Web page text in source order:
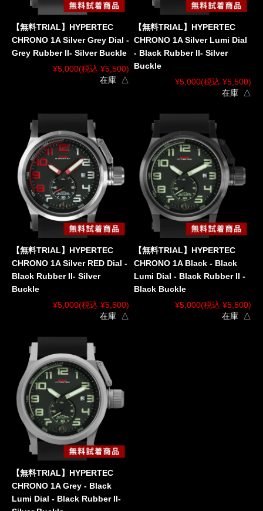
【無料TRIAL】HYPERTEC
CHRONO 1A Silver Grey Dial -
Grey Rubber II- Silver Buckle
¥5,000(税込 ¥5,500)
在庫 △
【無料TRIAL】HYPERTEC
CHRONO 1A Silver Lumi Dial
- Black Rubber II- Silver
Buckle
¥5,000(税込 ¥5,500)
在庫 △
【無料TRIAL】HYPERTEC
CHRONO 1A Silver RED Dial -
Black Rubber II- Silver
Buckle
¥5,000(税込 ¥5,500)
在庫 △
【無料TRIAL】HYPERTEC
CHRONO 1A Black - Black
Lumi Dial - Black Rubber II -
Black Buckle
¥5,000(税込 ¥5,500)
在庫 △
【無料TRIAL】HYPERTEC
CHRONO 1A Grey - Black
Lumi Dial - Black Rubber II-